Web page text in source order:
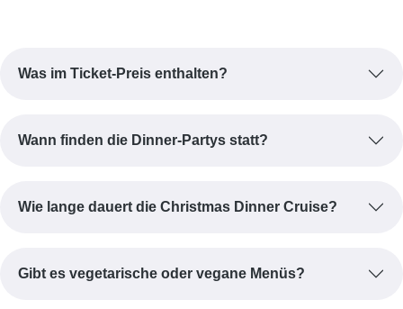
Was im Ticket-Preis enthalten?
Wann finden die Dinner-Partys statt?
Wie lange dauert die Christmas Dinner Cruise?
Gibt es vegetarische oder vegane Menüs?